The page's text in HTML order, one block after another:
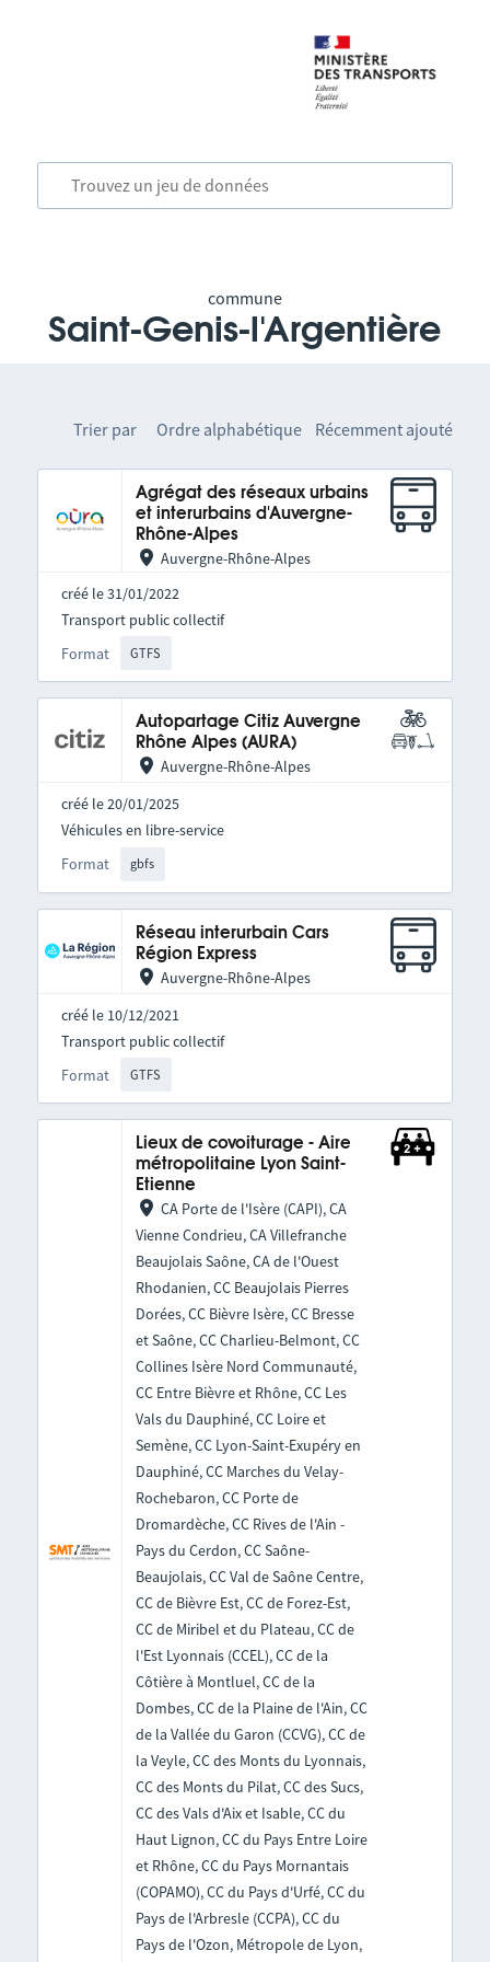
commune
Saint-Genis-l'Argentière
Trier par Ordre alphabétique Récemment ajouté
Agrégat des réseaux urbains
et interurbains d'Auvergne-
Rhône-Alpes
Auvergne-Rhône-Alpes
créé le 31/01/2022
Format GTFS
Transport public collectif
Autopartage Citiz Auvergne
Rhône Alpes (AURA)
Auvergne-Rhône-Alpes
créé le 20/01/2025
Format gbfs
Véhicules en libre-service
Réseau interurbain Cars
Région Express
Auvergne-Rhône-Alpes
créé le 10/12/2021
Format GTFS
Transport public collectif
Lieux de covoiturage - Aire
métropolitaine Lyon Saint-
Etienne
CA Porte de l'Isère (CAPI), CA
Vienne Condrieu, CA Villefranche
Beaujolais Saône, CA de l'Ouest
Rhodanien, CC Beaujolais Pierres
Dorées, CC Bièvre Isère, CC Bresse
et Saône, CC Charlieu-Belmont, CC
Collines Isère Nord Communauté,
CC Entre Bièvre et Rhône, CC Les
Vals du Dauphiné, CC Loire et
Semène, CC Lyon-Saint-Exupéry en
Dauphiné, CC Marches du Velay-
Rochebaron, CC Porte de
Dromardèche, CC Rives de l'Ain -
Pays du Cerdon, CC Saône-
Beaujolais, CC Val de Saône Centre,
CC de Bièvre Est, CC de Forez-Est,
CC de Miribel et du Plateau, CC de
l'Est Lyonnais (CCEL), CC de la
Côtière à Montluel, CC de la
Dombes, CC de la Plaine de l'Ain, CC
de la Vallée du Garon (CCVG), CC de
la Veyle, CC des Monts du Lyonnais,
CC des Monts du Pilat, CC des Sucs,
CC des Vals d'Aix et Isable, CC du
Haut Lignon, CC du Pays Entre Loire
et Rhône, CC du Pays Mornantais
(COPAMO), CC du Pays d'Urfé, CC du
Pays de l'Arbresle (CCPA), CC du
Pays de l'Ozon, Métropole de Lyon,